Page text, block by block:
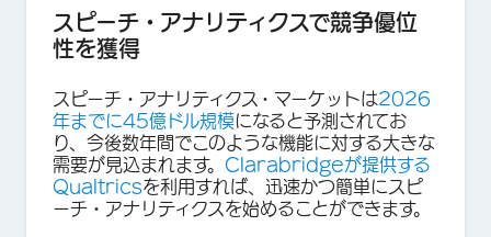
スピーチ・アナリティクスで競争優位
性を獲得
スピーチ・アナリティクス・マーケットは2026
年までに45億ドル規模になると予測されてお
り、今後数年間でこのような機能に対する大きな
需要が見込まれます。 Clarabridgeが提供する
Qualtricsを利用すれば、迅速かつ簡単にスピ
ーチ・アナリティクスを始めることができます。